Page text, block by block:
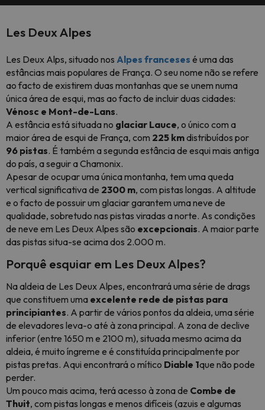
Les Deux Alpes
Les Deux Alps, situado nos Alpes franceses é uma das
estâncias mais populares de França. O seu nome não se refere
ao facto de existirem duas montanhas que se unem numa
única área de esqui, mas ao facto de incluir duas cidades:
Vénosc e Mont-de-Lans.
A estância está situada no glaciar Lauce, o único com a
maior área de esqui de França, com 225 kmdistribuídos por
96 pistas. É também a segunda estância de esqui mais antiga
do país, a seguir a Chamonix.
Apesar de ocupar uma única montanha, tem uma queda
vertical significativa de 2300 m, com pistas longas. A altitude
e o facto de possuir um glaciar garantem uma neve de
qualidade, sobretudo nas pistas viradas a norte. As condições
de neve em Les Deux Alpes são excepcionais. A maior parte
das pistas situa-se acima dos 2.000 m.
Porquê esquiar em Les Deux Alpes?
Na aldeia de Les Deux Alpes, encontrará uma série de drags
que constituem uma excelente rede de pistas para
principiantes. A partir de vários pontos da aldeia, uma série
de elevadores leva-o até à zona principal. A zona de declive
inferior (entre 1650 m e 2100 m), situada mesmo acima da
aldeia, é muito íngreme e é constituída principalmente por
pistas pretas. Aqui encontrará o mítico Diable 1que não pode
perder.
Um pouco mais acima, terá acesso à zona de Combe de
Thuit, com pistas longas e menos difíceis (azuis e algumas